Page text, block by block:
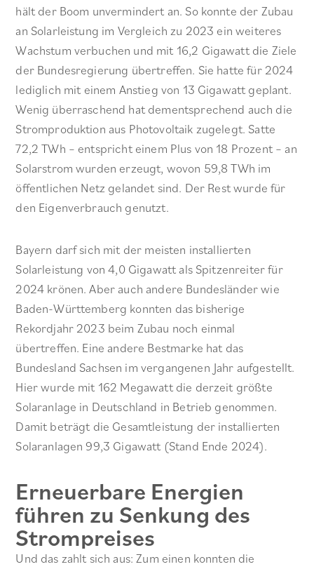
hält der Boom unvermindert an. So konnte der Zubau
an Solarleistung im Vergleich zu 2023 ein weiteres
Wachstum verbuchen und mit 16,2 Gigawatt die Ziele
der Bundesregierung übertreffen. Sie hatte für 2024
lediglich mit einem Anstieg von 13 Gigawatt geplant.
Wenig überraschend hat dementsprechend auch die
Stromproduktion aus Photovoltaik zugelegt. Satte
72,2 TWh – entspricht einem Plus von 18 Prozent – an
Solarstrom wurden erzeugt, wovon 59,8 TWh im
öffentlichen Netz gelandet sind. Der Rest wurde für
den Eigenverbrauch genutzt.
Bayern darf sich mit der meisten installierten
Solarleistung von 4,0 Gigawatt als Spitzenreiter für
2024 krönen. Aber auch andere Bundesländer wie
Baden-Württemberg konnten das bisherige
Rekordjahr 2023 beim Zubau noch einmal
übertreffen. Eine andere Bestmarke hat das
Bundesland Sachsen im vergangenen Jahr aufgestellt.
Hier wurde mit 162 Megawatt die derzeit größte
Solaranlage in Deutschland in Betrieb genommen.
Damit beträgt die Gesamtleistung der installierten
Solaranlagen 99,3 Gigawatt (Stand Ende 2024).
Erneuerbare Energien
führen zu Senkung des
Strompreises
Und das zahlt sich aus: Zum einen konnten die